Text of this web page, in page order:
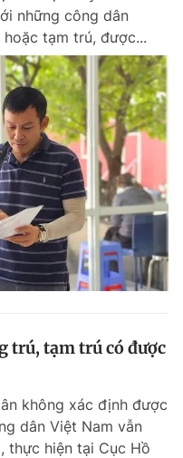
những công dân
tạm trú, được...
trú, tạm trú có được
không xác định được
dân Việt Nam vẫn
thực hiện tại Cục Hồ